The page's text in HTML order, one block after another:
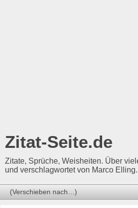
Zitat-Seite.de
Zitate, Sprüche, Weisheiten. Über
und verschlagwortet von Marco Elling.